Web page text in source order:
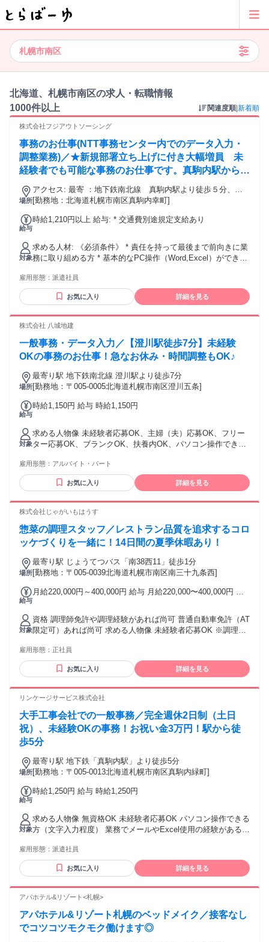
札幌市南区
北海道、札幌市南区の求人・転職情報
1000件以上
関連度順 新着順
株式会社フジアウトソーシング
事務のお仕事(NTT事務センター内でのデータ入力・
調整業務)／★新規部署立ち上げに付き大幅増員 未
経験者でも可能な事務のお仕事です。真駒内駅から徒
歩5分（NTTグループ事務センター内） 完全土日祝
休み/夏季休暇及び年末年始休暇あり/駅チカ/1,210
場所
アクセス: 最寄 ：地下鉄南北線 真駒内駅より徒歩５分、南
区役所前バス停より徒歩１分 車通勤不可のため公共機関での
[勤務地：北海道札幌市南区真駒内幸町]
給与
時給1,210円以上 給与: * 交通費別途規定支給あり
対象
求める人材: 《必須条件》 * 責任を持って最後まで前向きに業
務に取り組める方 * 基本的なPC操作（Word,Excel）ができる
への出勤になります。） * 在宅業務チームに配属後は週１～
２回出勤するのみ 《歓迎資格・経験など》 * 事務スキル の経
験がある方 * パソコン の資格がある方 《こんな方歓迎》 * 未
雇用形態： 派遣社員
お気に入り 詳細を見る
株式会社 八城地建
一般事務・データ入力／【澄川駅徒歩7分】未経験
OKの事務のお仕事！急なお休み・時間調整もOK♪
場所
最寄り駅 地下鉄南北線 澄川駅より徒歩7分
[勤務地：〒005-0005北海道札幌市南区澄川五条]
給与
時給1,150円 給与 時給1,150円
対象
求める人物像 未経験者応募OK、主婦（夫）応募OK、フリー
ター応募OK、ブランクOK、扶養内OK、パソコン操作できる
方・60歳定年制（例外1） 65歳まで再雇用制度有 （例外事由1
号）定年年齢を下回ることを条件に募集・採用するための年
雇用形態： アルバイト・パート
お気に入り 詳細を見る
株式会社じゃがいもはうす
惣菜の調理スタッフ／レストラン品質を追求するコロ
ッケづくりを一緒に！14日間の夏季休暇あり！
場所
最寄り駅 じょうてつバス「南38西11」徒歩1分
[勤務地：〒005-0039北海道札幌市南区南三十九条西]
給与
月給220,000円～400,000円 給与 月給220,000〜400,000円 ※
します ※経験者の方は商品管理の責任者候補や料理長候補と
して採用します
対象
資格 調理師免許や調理経験があれば尚可 普通自動車免許（AT
限定可）あれば尚可 求める人物像 未経験者応募OK ※調理が
雇用形態： 正社員
お気に入り 詳細を見る
リンケージサービス株式会社
大手工事会社での一般事務／完全週休2日制（土日
祝）、未経験OKの事務！お祝い金3万円！駅から徒
歩5分
場所
最寄り駅 地下鉄「真駒内駅」より徒歩5分
[勤務地：〒005-0013北海道札幌市南区真駒内緑町]
給与
時給1,250円 給与 時給1,250円
対象
求める人物像 無資格OK 未経験者応募OK パソコン操作できる
方（文字入力程度） 業務でメールやExcel使用の経験がある方
です。）
雇用形態： 派遣社員
お気に入り 詳細を見る
アパホテル&リゾート<札幌>
アパホテル&リゾート札幌のベッドメイク／接客なし
でコツコツモクモク働けます◎